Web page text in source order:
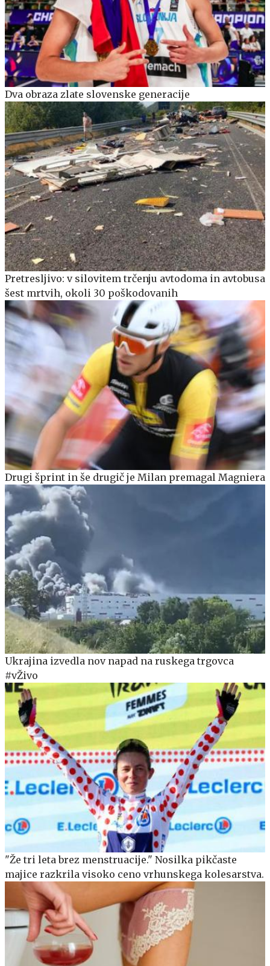
Dva obraza zlate slovenske generacije
Pretresljivo: v silovitem trčenju avtodoma in avtobusa
šest mrtvih, okoli 30 poškodovanih
Drugi šprint in še drugič je Milan premagal Magniera
Ukrajina izvedla nov napad na ruskega trgovca
#vŽivo
"Že tri leta brez menstruacije." Nosilka pikčaste
majice razkrila visoko ceno vrhunskega kolesarstva.